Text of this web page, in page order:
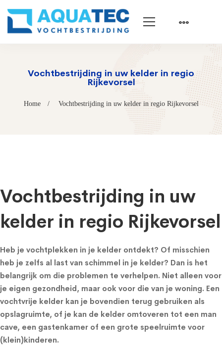
Vochtbestrijding in uw kelder in regio
Rijkevorsel
Home Vochtbestrijding in uw kelder in regio Rijkevorsel
Vochtbestrijding in uw
kelder in regio Rijkevorsel
Heb je vochtplekken in je kelder ontdekt? Of misschien
heb je zelfs al last van schimmel in je kelder? Dan is het
belangrijk om die problemen te verhelpen. Niet alleen voor
je eigen gezondheid, maar ook voor die van je woning. Een
vochtvrije kelder kan je bovendien terug gebruiken als
opslagruimte, of je kan de kelder omtoveren tot een man
cave, een gastenkamer of een grote speelruimte voor
(klein)kinderen.